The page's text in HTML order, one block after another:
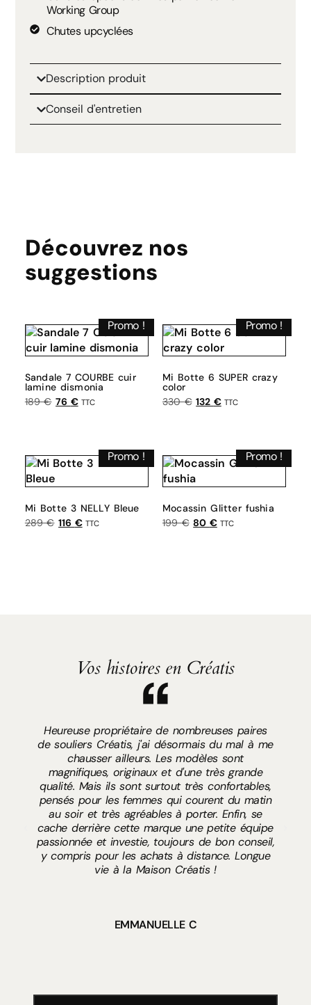
Working Group
Chutes upcyclées
Description produit
Conseil d'entretien
Découvrez nos
suggestions
Promo !
Sandale 7 COURBE cuir
lamine dismonia
189€ 76 €TTC
Promo !
Mi Botte 6 SUPER crazy
color
330€ 132 €TTC
Promo !
Mi Botte 3 NELLY Bleue
289€ 116 €TTC
Promo !
Mocassin Glitter fushia
199€ 80 €TTC
Vos histoires en Créatis
Heureuse propriétaire de nombreuses paires
de souliers Créatis, j'ai désormais du mal à me
chausser ailleurs. Les modèles sont
magnifiques, originaux et d'une très grande
qualité. Mais ils sont surtout très confortables,
pensés pour les femmes qui courent du matin
au soir et très agréables à porter. Enfin, se
cache derrière cette marque une petite équipe
passionnée et investie, toujours de bon conseil,
y compris pour les achats à distance. Longue
vie à la Maison Créatis !
EMMANUELLE C